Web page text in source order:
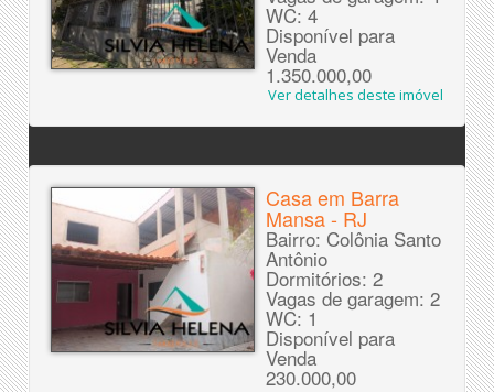
WC: 4
Disponível para
Venda
1.350.000,00
Ver detalhes deste imóvel
Casa em Barra
Mansa - RJ
Bairro: Colônia Santo
Antônio
Dormitórios: 2
Vagas de garagem: 2
WC: 1
Disponível para
Venda
230.000,00